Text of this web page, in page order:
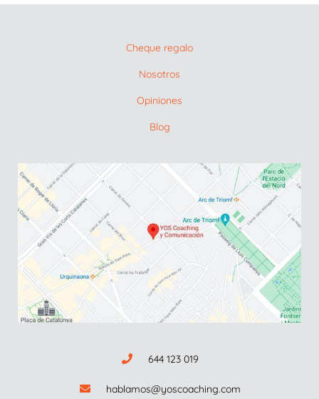
Cheque regalo
Nosotros
Opiniones
Blog
644 123 019
hablamos@yoscoaching.com